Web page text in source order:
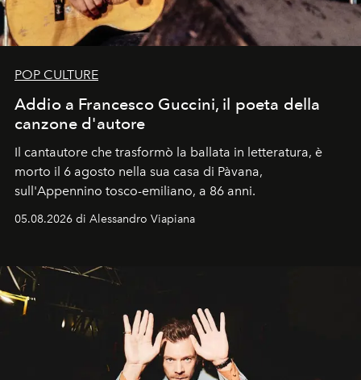
POP CULTURE
Addio a Francesco Guccini, il poeta della
canzone d'autore
Il cantautore che trasformò la ballata in letteratura, è
morto il 6 agosto nella sua casa di Pàvana,
sull'Appennino tosco-emiliano, a 86 anni.
05.08.2026 di Alessandro Viapiana